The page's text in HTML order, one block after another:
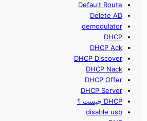
Default Route
Delete AD
demodulator
DHCP
DHCP Ack
DHCP Discover
DHCP Nack
DHCP Offer
DHCP Server
DHCP چیست ؟
disable usb